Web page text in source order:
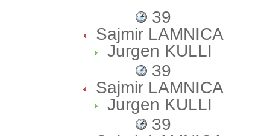
39
Sajmir LAMNICA
Jurgen KULLI
39
Sajmir LAMNICA
Jurgen KULLI
39